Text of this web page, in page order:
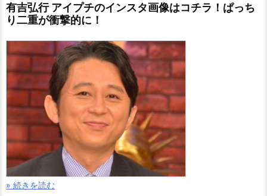
有吉弘行 アイプチのインスタ画像はコチラ！ぱっち
り二重が衝撃的に！
» 続きを読む